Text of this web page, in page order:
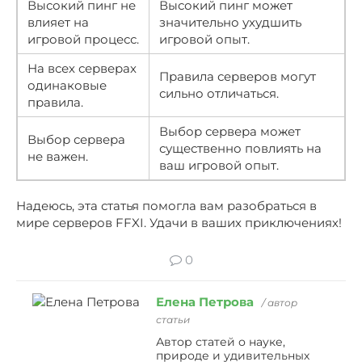
Высокий пинг не
влияет на
игровой процесс.
Высокий пинг может
значительно ухудшить
игровой опыт.
На всех серверах
одинаковые
правила.
Правила серверов могут
сильно отличаться.
Выбор сервера
не важен.
Выбор сервера может
существенно повлиять на
ваш игровой опыт.
Надеюсь, эта статья помогла вам разобраться в
мире серверов FFXI. Удачи в ваших приключениях!
0
Елена Петрова
/ автор
статьи
Автор статей о науке,
природе и удивительных